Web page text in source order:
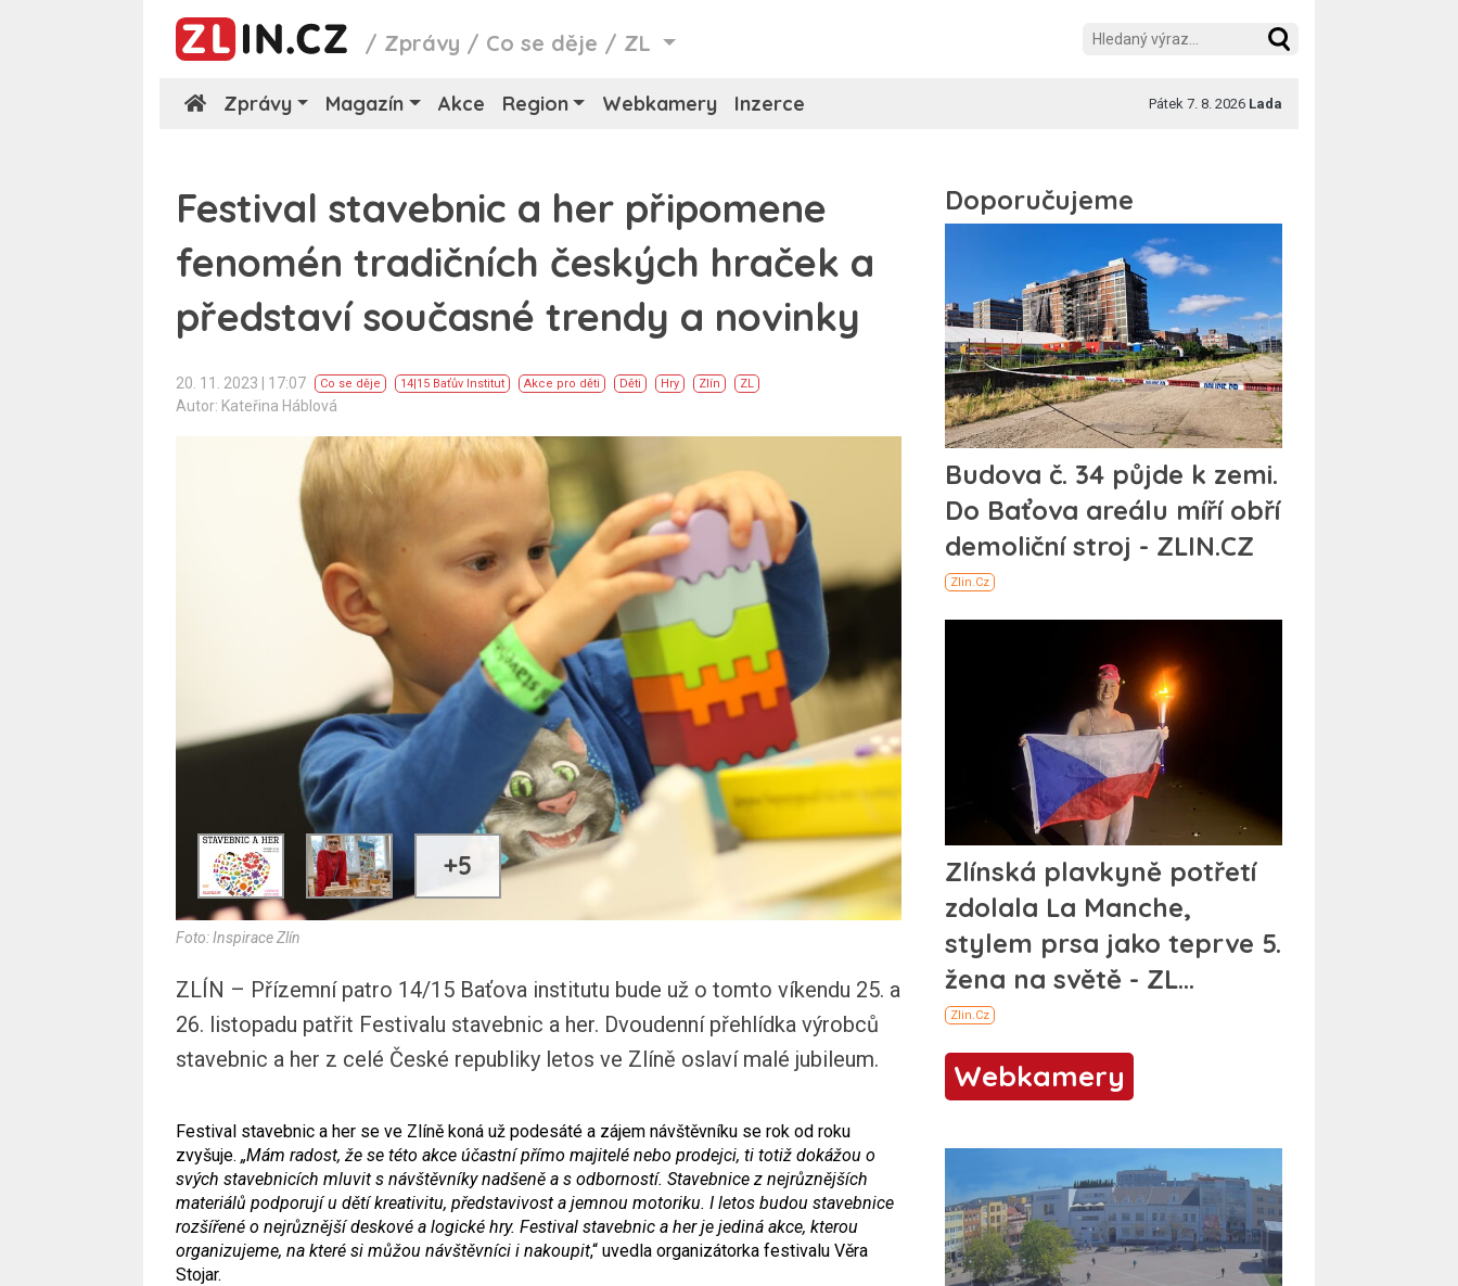
/ Zprávy / Co se děje / ZL
Zprávy Magazín Akce Region Webkamery Inzerce Pátek 7. 8. 2026 Lada
Festival stavebnic a her připomene
fenomén tradičních českých hraček a
představí současné trendy a novinky
20. 11. 2023 | 17:07 Co se děje 14|15 Baťův Institut Akce pro děti Děti Hry Zlín ZL
Autor: Kateřina Háblová
+5
Foto: Inspirace Zlín
ZLÍN – Přízemní patro 14/15 Baťova institutu bude už o tomto víkendu 25. a
26. listopadu patřit Festivalu stavebnic a her. Dvoudenní přehlídka výrobců
stavebnic a her z celé České republiky letos ve Zlíně oslaví malé jubileum.
Festival stavebnic a her se ve Zlíně koná už podesáté a zájem návštěvníku se rok od roku
zvyšuje. „Mám radost, že se této akce účastní přímo majitelé nebo prodejci, ti totiž dokážou o
svých stavebnicích mluvit s návštěvníky nadšeně a s odborností. Stavebnice z nejrůznějších
materiálů podporují u dětí kreativitu, představivost a jemnou motoriku. I letos budou stavebnice
rozšířené o nejrůznější deskové a logické hry. Festival stavebnic a her je jediná akce, kterou
organizujeme, na které si můžou návštěvníci i nakoupit,“ uvedla organizátorka festivalu Věra
Stojar.
Webkamery